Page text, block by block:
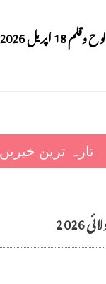
لوح وقلم 18 اپریل 2026
تازہ ترین خبریں